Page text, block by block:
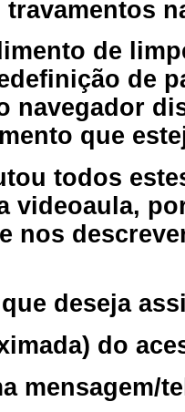
de
de
navegador
que
todos
videoaula,
e nos
deseja
do
mensagem/